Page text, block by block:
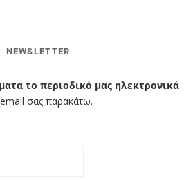
NEWSLETTER
το περιοδικό μας ηλεκτρονικά
σας παρακάτω.